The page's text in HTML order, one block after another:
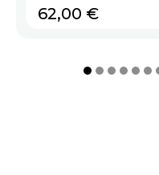
Prix
62,00 €